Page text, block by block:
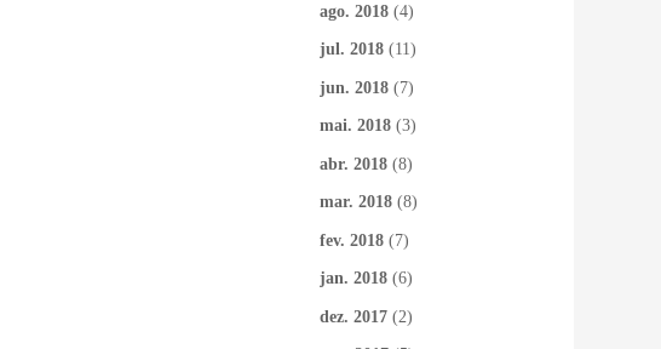
ago. 2018 (4)
jul. 2018 (11)
jun. 2018 (7)
mai. 2018 (3)
abr. 2018 (8)
mar. 2018 (8)
fev. 2018 (7)
jan. 2018 (6)
dez. 2017 (2)